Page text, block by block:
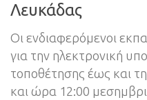
Λευκάδας
Οι ενδιαφερόμενοι
για την ηλεκτρονική
τοποθέτησης έως και
και ώρα 12:00